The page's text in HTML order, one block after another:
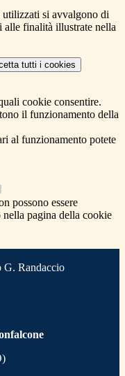
utilizzati si avvalgono di
alle finalità illustrate nella
tutti i cookies
cookie consentire.
il funzionamento della
al funzionamento potete
possono essere
pagina della cookie
G. Randaccio